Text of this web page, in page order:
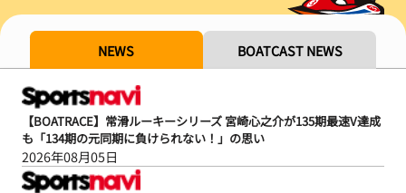
NEWS BOATCAST NEWS
【BOATRACE】常滑ルーキーシリーズ 宮崎心之介が135期最速V達成
も「134期の元同期に負けられない！」の思い
2026年08月05日